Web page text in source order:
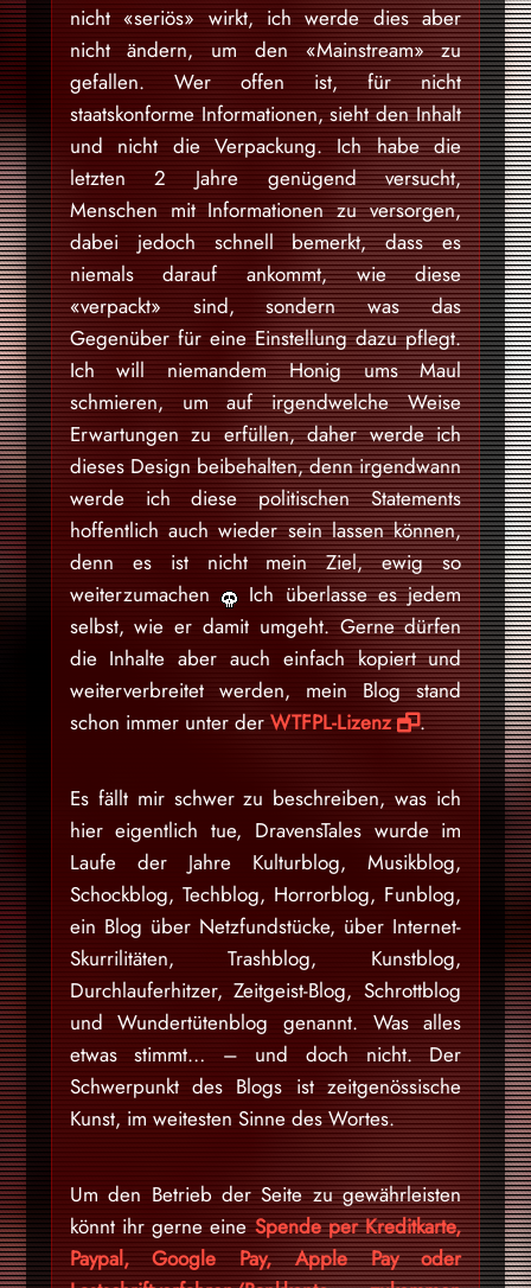
nicht «seriös» wirkt, ich werde dies aber
nicht ändern, um den «Mainstream» zu
gefallen. Wer offen ist, für nicht
staatskonforme Informationen, sieht den Inhalt
und nicht die Verpackung. Ich habe die
letzten 2 Jahre genügend versucht,
Menschen mit Informationen zu versorgen,
dabei jedoch schnell bemerkt, dass es
niemals darauf ankommt, wie diese
«verpackt» sind, sondern was das
Gegenüber für eine Einstellung dazu pflegt.
Ich will niemandem Honig ums Maul
schmieren, um auf irgendwelche Weise
Erwartungen zu erfüllen, daher werde ich
dieses Design beibehalten, denn irgendwann
werde ich diese politischen Statements
hoffentlich auch wieder sein lassen können,
denn es ist nicht mein Ziel, ewig so
weiterzumachen
Ich überlasse es jedem
selbst, wie er damit umgeht. Gerne dürfen
die Inhalte aber auch einfach kopiert und
weiterverbreitet werden, mein Blog stand
schon immer unter der WTFPL-Lizenz .
Es fällt mir schwer zu beschreiben, was ich
hier eigentlich tue, DravensTales wurde im
Laufe der Jahre Kulturblog, Musikblog,
Schockblog, Techblog, Horrorblog, Funblog,
ein Blog über Netzfundstücke, über Internet-
Skurrilitäten, Trashblog, Kunstblog,
Durchlauferhitzer, Zeitgeist-Blog, Schrottblog
und Wundertütenblog genannt. Was alles
etwas stimmt… – und doch nicht. Der
Schwerpunkt des Blogs ist zeitgenössische
Kunst, im weitesten Sinne des Wortes.
Um den Betrieb der Seite zu gewährleisten
könnt ihr gerne eineSpende per Kreditkarte,
Paypal, Google Pay, Apple Pay oder